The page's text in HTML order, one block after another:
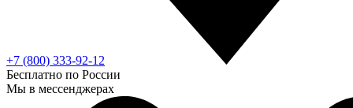
+7 (800) 333-92-12
Бесплатно по России
Мы в мессенджерах